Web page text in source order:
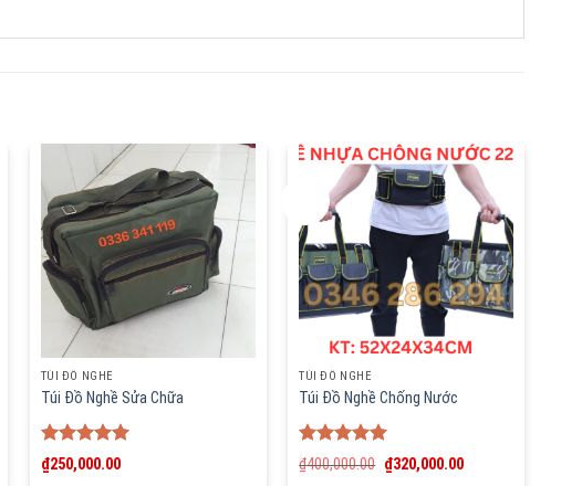
TÚI ĐỒ NGHỀ
Túi Đồ Nghề Sửa Chữa
Rated5.00
out of 5
₫250,000.00
TÚI ĐỒ NGHỀ
Túi Đồ Nghề Chống Nước
Rated5.00
out of 5
₫400,000.00 ₫320,000.00